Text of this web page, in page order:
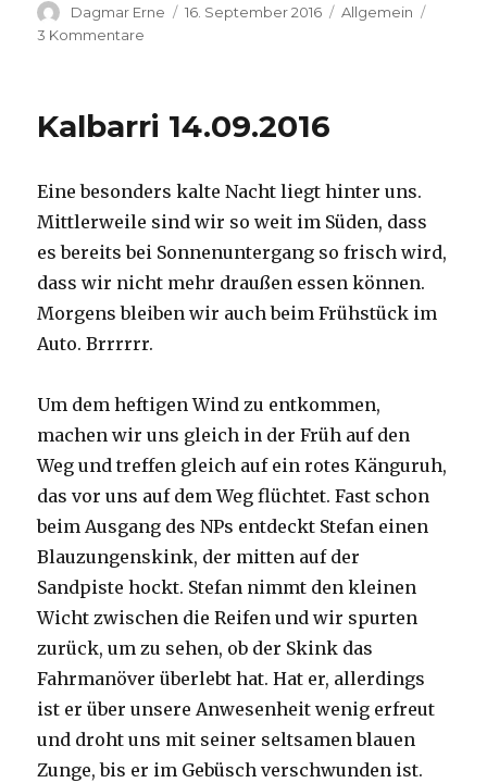
Autor
Dagmar Erne
Veröffentlicht
16. September 2016 Kategorien
Allgemein
3 Kommentare
Kalbarri 14.09.2016
Eine besonders kalte Nacht liegt hinter uns.
Mittlerweile sind wir so weit im Süden, dass
es bereits bei Sonnenuntergang so frisch wird,
dass wir nicht mehr draußen essen können.
Morgens bleiben wir auch beim Frühstück im
Auto. Brrrrrr.
Um dem heftigen Wind zu entkommen,
machen wir uns gleich in der Früh auf den
Weg und treffen gleich auf ein rotes Känguruh,
das vor uns auf dem Weg flüchtet. Fast schon
beim Ausgang des NPs entdeckt Stefan einen
Blauzungenskink, der mitten auf der
Sandpiste hockt. Stefan nimmt den kleinen
Wicht zwischen die Reifen und wir spurten
zurück, um zu sehen, ob der Skink das
Fahrmanöver überlebt hat. Hat er, allerdings
ist er über unsere Anwesenheit wenig erfreut
und droht uns mit seiner seltsamen blauen
Zunge, bis er im Gebüsch verschwunden ist.